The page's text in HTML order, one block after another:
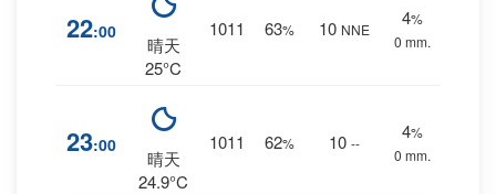
22:00
晴天
25°C
1011 63% 10 NNE
4%
0 mm.
23:00
晴天
24.9°C
1011 62% 10 --
4%
0 mm.